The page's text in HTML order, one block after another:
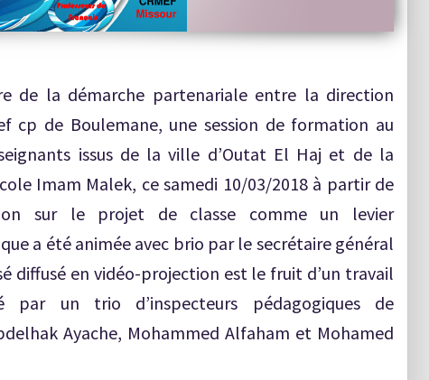
de la démarche partenariale entre la direction
cp de Boulemane, une session de formation au
issus de la ville d’Outat El Haj et de la
Imam Malek, ce samedi 10/03/2018 à partir de
sur le projet de classe comme un levier
a été animée avec brio par le secrétaire général
diffusé en vidéo-projection est le fruit d’un travail
par un trio d’inspecteurs pédagogiques de
Ayache, Mohammed Alfaham et Mohamed